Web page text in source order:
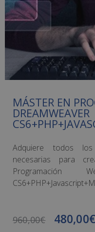
MÁSTER EN
DREAMWEAVER
Adquiere todos
necesarias para
Programación
960,00€ 480,00€